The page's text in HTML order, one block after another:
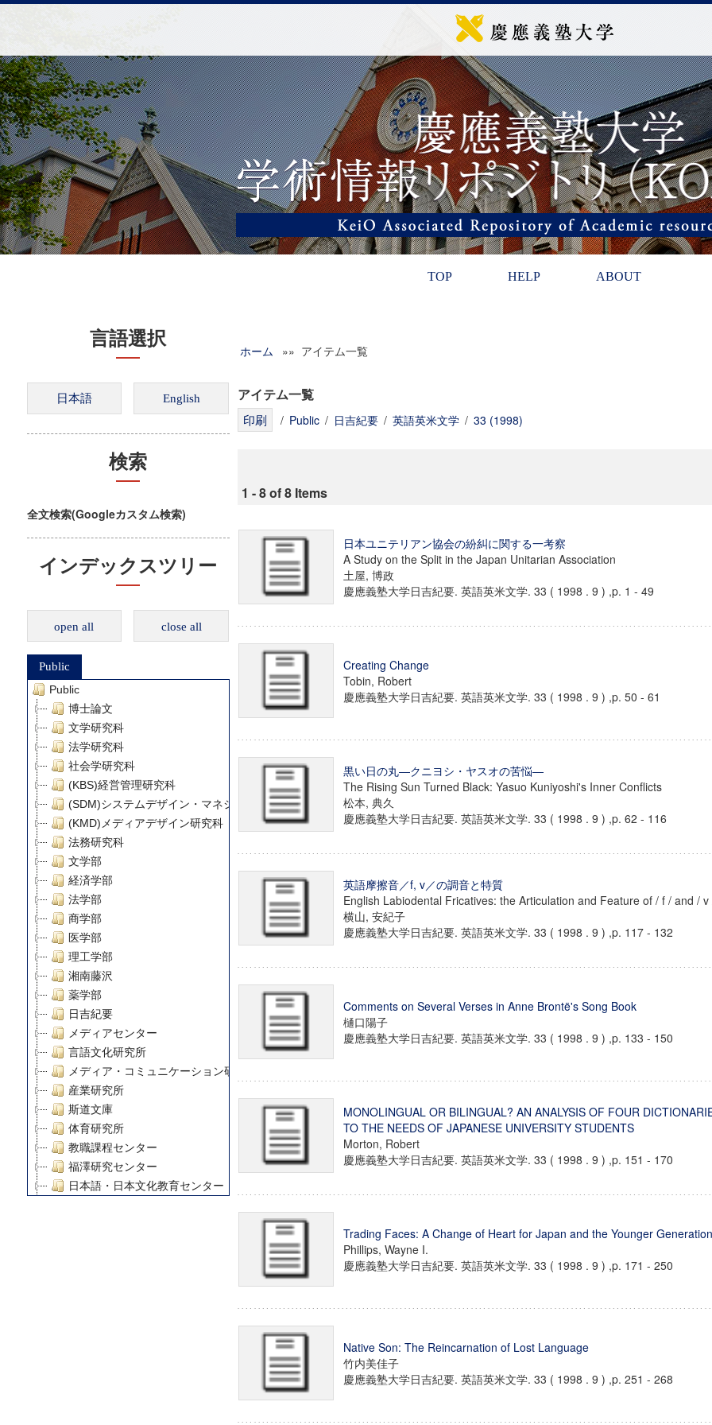
TOP HELP ABOUT
言語選択
検索
全文検索(Googleカスタム検索)
インデックスツリー
open all close all
Public
Public
博士論文
文学研究科
法学研究科
社会学研究科
(KBS)経営管理研究科
(SDM)システムデザイン・マネジメント研究科
(KMD)メディアデザイン研究科
法務研究科
文学部
経済学部
法学部
商学部
医学部
理工学部
湘南藤沢
薬学部
日吉紀要
メディアセンター
言語文化研究所
メディア・コミュニケーション研究所
産業研究所
斯道文庫
体育研究所
教職課程センター
福澤研究センター
日本語・日本文化教育センター
デジタルメディア・コンテンツ統合研究センター
慶應義塾大学グローバルCOEプログラム市民社会ガバナンス教育研究センター
慶應義塾大学グローバルCOEプログラム論理と感性の先端的教育研究拠点
博士課程教育リーディングプログラム「超成熟社会発展のサイエンス」
ホーム »» アイテム一覧
アイテム一覧
/ Public / 日吉紀要 / 英語英米文学 / 33 (1998)
1 - 8 of 8 Items
日本ユニテリアン協会の紛糾に関する一考察
A Study on the Split in the Japan Unitarian Association
土屋, 博政
慶應義塾大学日吉紀要. 英語英米文学. 33 ( 1998 . 9 ) ,p. 1 - 49
Creating Change
Tobin, Robert
慶應義塾大学日吉紀要. 英語英米文学. 33 ( 1998 . 9 ) ,p. 50 - 61
黒い日の丸―クニヨシ・ヤスオの苦悩―
The Rising Sun Turned Black: Yasuo Kuniyoshi's Inner Conflicts
松本, 典久
慶應義塾大学日吉紀要. 英語英米文学. 33 ( 1998 . 9 ) ,p. 62 - 116
英語摩擦音／f, v／の調音と特質
English Labiodental Fricatives: the Articulation and Feature of / f / and / v
横山, 安紀子
慶應義塾大学日吉紀要. 英語英米文学. 33 ( 1998 . 9 ) ,p. 117 - 132
Comments on Several Verses in Anne Brontë's Song Book
樋口陽子
慶應義塾大学日吉紀要. 英語英米文学. 33 ( 1998 . 9 ) ,p. 133 - 150
MONOLINGUAL OR BILINGUAL? AN ANALYSIS OF FOUR
TO THE NEEDS OF JAPANESE UNIVERSITY STUDENTS
Morton, Robert
慶應義塾大学日吉紀要. 英語英米文学. 33 ( 1998 . 9 ) ,p. 151 - 170
Trading Faces: A Change of Heart for Japan and the Younger Generation
Phillips, Wayne I.
慶應義塾大学日吉紀要. 英語英米文学. 33 ( 1998 . 9 ) ,p. 171 - 250
Native Son: The Reincarnation of Lost Language
竹内美佳子
慶應義塾大学日吉紀要. 英語英米文学. 33 ( 1998 . 9 ) ,p. 251 - 268